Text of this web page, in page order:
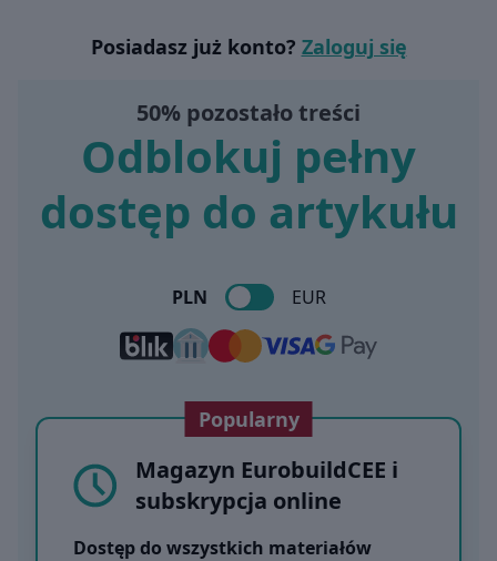
Posiadasz już konto? Zaloguj się
50% pozostało treści
Odblokuj pełny
dostęp do artykułu
PLN EUR
Popularny
Magazyn EurobuildCEE i
subskrypcja online
Dostęp do wszystkich materiałów